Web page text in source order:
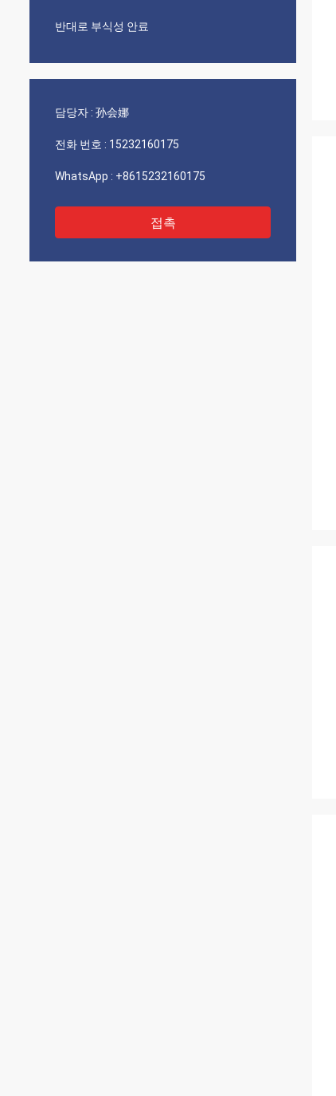
반대로 부식성 안료
담당자 : 孙会娜
전화 번호 : 15232160175
WhatsApp : +8615232160175
접촉